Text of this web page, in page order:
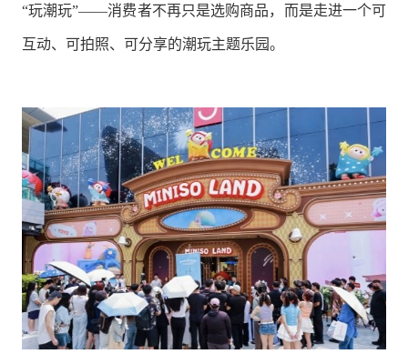
“玩潮玩”——消费者不再只是选购商品，而是走进一个可
互动、可拍照、可分享的潮玩主题乐园。